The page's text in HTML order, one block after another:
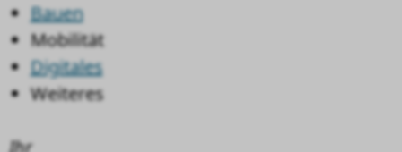
Bauen
Mobilität
Digitales
Weiteres
Ihr